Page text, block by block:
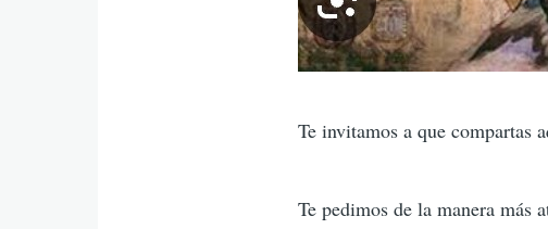
Te invitamos a que compartas
Te pedimos de la manera más